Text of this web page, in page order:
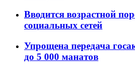
Вводится возрастной
социальных сетей
Упрощена передача
до 5 000 манатов